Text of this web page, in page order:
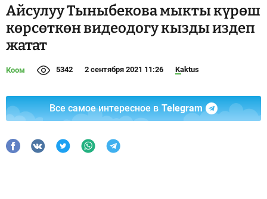
Айсулуу Тыныбекова мыкты күрөш
көрсөткөн видеодогу кызды издеп
жатат
Коом 5342 2 сентября 2021 11:26 Kaktus
Все самое интересное в Telegram